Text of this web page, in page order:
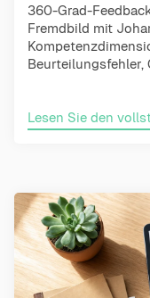
360-Grad-
Fremdbild mit
Beurteilungsfehler,
Lesen Sie den